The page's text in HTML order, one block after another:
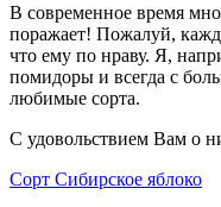
В современное время
поражает! Пожалуй,
что ему по нраву. Я,
помидоры и всегда с
любимые сорта.
С удовольствием Вам о
Сорт Сибирское яблоко